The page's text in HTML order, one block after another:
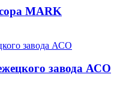
MARK
завода АСО